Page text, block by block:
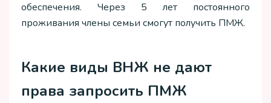
обеспечения. Через 5 лет постоянного
проживания члены семьи смогут получить ПМЖ.
Какие виды ВНЖ не дают
права запросить ПМЖ